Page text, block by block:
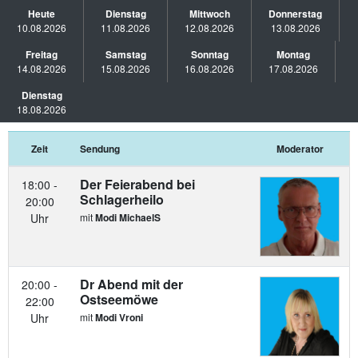
Heute
10.08.2026
Dienstag
11.08.2026
Mittwoch
12.08.2026
Donnerstag
13.08.2026
Freitag
14.08.2026
Samstag
15.08.2026
Sonntag
16.08.2026
Montag
17.08.2026
Dienstag
18.08.2026
Zeit Sendung Moderator
18:00 -
20:00
Uhr
Der Feierabend bei
Schlagerheilo
mitModi MichaelS
20:00 -
22:00
Uhr
Dr Abend mit der
Ostseemöwe
mitModi Vroni